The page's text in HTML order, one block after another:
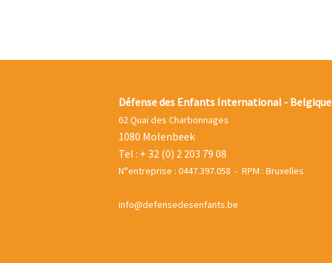
Défense des Enfants International - Belgique
62 Quai des Charbonnages
1080 Molenbeek
Tel : + 32 (0) 2 203 79 08
N°entreprise : 0447.397.058 - RPM : Bruxelles
info@defensedesenfants.be